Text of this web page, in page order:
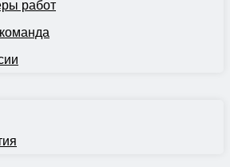
работ